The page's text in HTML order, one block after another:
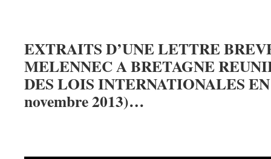
EXTRAITS D’UNE LETTRE
MELENNEC A BRETAGNE
DES LOIS INTERNATIONALES
novembre 2013)…